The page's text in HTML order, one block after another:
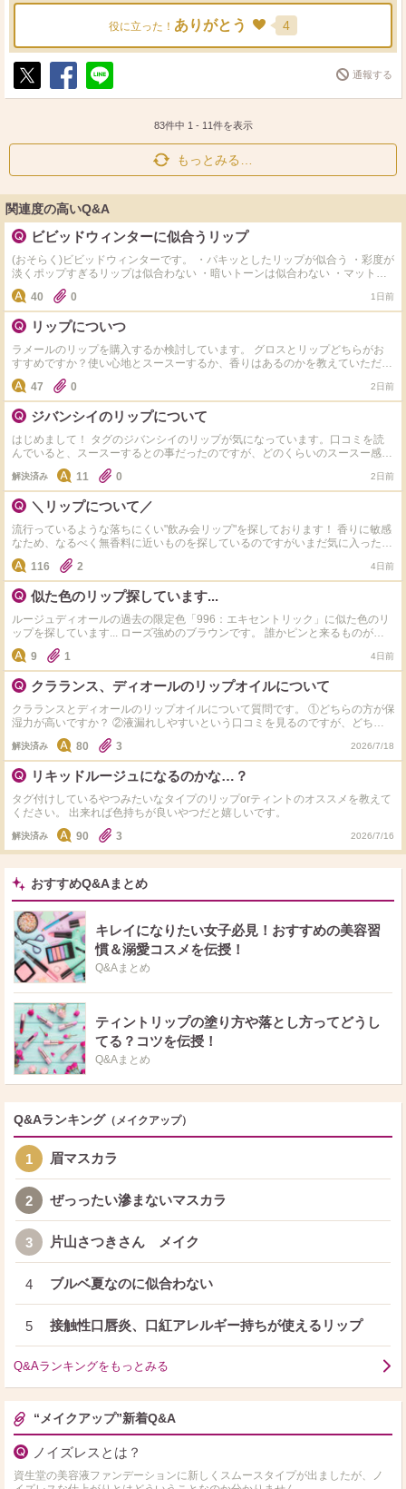
役に立った！ ありがとう 4
ポ
シ
送
通報する
83件中 1 - 11件を表示
もっとみる…
関連度の高いQ&A
ビビッドウィンターに似合うリップ
(おそらく)ビビッドウィンターです。 ・パキッとしたリップが似合う ・彩度が
淡くポップすぎるリップは似合わない ・暗いトーンは似合わない ・マットで
のっぺり重たいものよりも透け感があり立体感があるリップのほうが好き ・
最近はピンク系が好き ビビッドウィンターにおすすめのリップを、カラーと
ともに教えていただけると嬉しいです！
40 0 1日前
リップについつ
ラメールのリップを購入するか検討しています。 グロスとリップどちらがお
すすめですか？使い心地とスースーするか、香りはあるのかを教えていただき
たいです。
47 0 2日前
ジバンシイのリップについて
はじめまして！ タグのジバンシイのリップが気になっています。口コミを読
んでいると、スースーするとの事だったのですが、どのくらいのスースー感で
しょうか？ 使ったことのあるリップで、 JILLSTUARTのプランパー VISEのプ
ランパー このどちらかと比較して頂きたいです。 試したことのある方、お願
いいたします！
解決済み 11 0 2日前
＼リップについて／
流行っているような落ちにくい"飲み会リップ"を探しております！ 香りに敏感
なため、なるべく無香料に近いものを探しているのですがいまだ気に入ったも
のに出会えず…(*_*) 皆様のお気に入りリップアイテムを教えていただけませ
んでしょうか？ （リップ・グロス・リップライナー等◎） よろしくお願いし
ます！ ★私の愛用リップアイテムはこちらです↓ ・HACCI リップスティック
・Cle de Peau Beaute ソワンプロテクトゥールレーブル ・JILL STUART リッ
プバーム ・資生堂 UVリップカラースプラッシュ タヒチブルー ・セザンヌト
リートメントリップバーム ・NARS アフターグロー リップバーム N 888 ・
Cle de Peau Beaute ルージュアレーブル 19&26
116 2 4日前
似た色のリップ探しています...
ルージュディオールの過去の限定色「996：エキセントリック」に似た色のリ
ップを探しています... ローズ強めのブラウンです。 誰かピンと来るものがあ
れば教えてください！
9 1 4日前
クラランス、ディオールのリップオイルについて
クラランスとディオールのリップオイルについて質問です。 ①どちらの方が保
湿力が高いですか？ ②液漏れしやすいという口コミを見るのですが、どちらの
方が液漏れしやすいですか？ ――――――――――――― ③他におすすめの
リップオイルがあれば教えてください。 どれか1つでもお答えいただけたらあ
りがたいです！
解決済み 80 3 2026/7/18
リキッドルージュになるのかな…？
タグ付けしているやつみたいなタイプのリップorティントのオススメを教えて
ください。 出来れば色持ちが良いやつだと嬉しいです。
解決済み 90 3 2026/7/16
おすすめQ&Aまとめ
キレイになりたい女子必見！おすすめの美容習
慣＆溺愛コスメを伝授！
Q&Aまとめ
ティントリップの塗り方や落とし方ってどうし
てる？コツを伝授！
Q&Aまとめ
Q&Aランキング （メイクアップ）
1 眉マスカラ
2 ぜっったい滲まないマスカラ
3 片山さつきさん メイク
4 ブルベ夏なのに似合わない
5 接触性口唇炎、口紅アレルギー持ちが使えるリップ
Q&Aランキングをもっとみる
“メイクアップ”新着Q&A
ノイズレスとは？
資生堂の美容液ファンデーションに新しくスムースタイプが出ましたが、ノ